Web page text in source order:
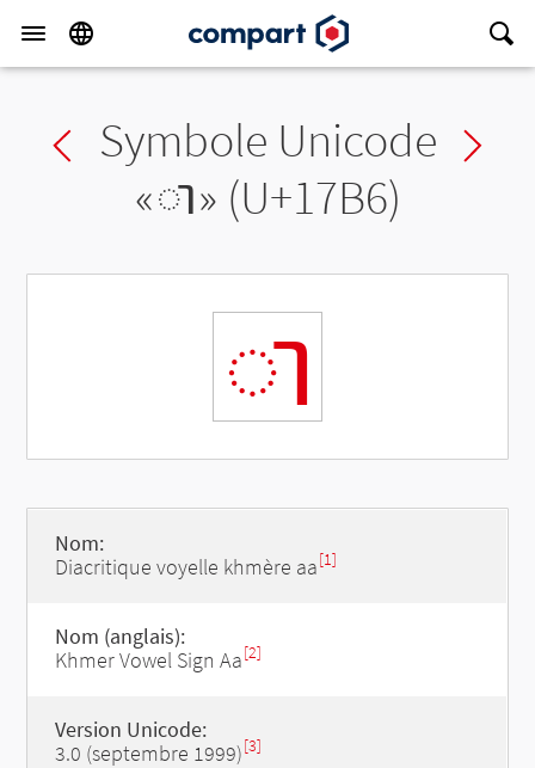
Previous char
Symbole Unicode
«ា» (U+17B6)
ា
Nom:
Diacritique voyelle khmère aa[1]
Nom (anglais):
Khmer Vowel Sign Aa[2]
Version Unicode:
3.0 (septembre 1999)[3]